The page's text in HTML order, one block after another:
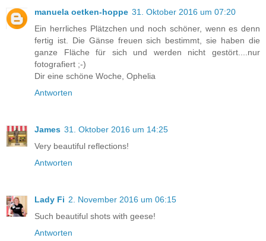
manuela oetken-hoppe 31. Oktober 2016 um 07:20
Ein herrliches Plätzchen und noch schöner, wenn es denn
fertig ist. Die Gänse freuen sich bestimmt, sie haben die
ganze Fläche für sich und werden nicht gestört....nur
fotografiert ;-)
Dir eine schöne Woche, Ophelia
Antworten
James 31. Oktober 2016 um 14:25
Very beautiful reflections!
Antworten
Lady Fi 2. November 2016 um 06:15
Such beautiful shots with geese!
Antworten